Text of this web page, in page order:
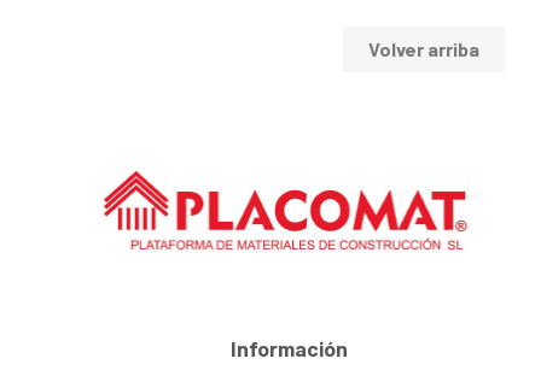
Volver arriba
Información